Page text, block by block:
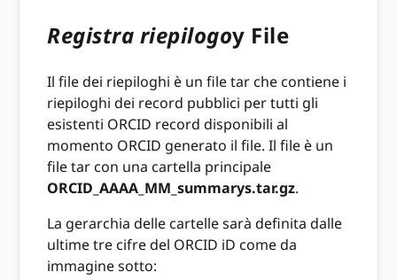
Registra riepilogoy File
Il file dei riepiloghi è un file tar che contiene i
riepiloghi dei record pubblici per tutti gli
esistenti ORCID record disponibili al
momento ORCID generato il file. Il file è un
file tar con una cartella principale
ORCID_AAAA_MM_summarys.tar.gz.
La gerarchia delle cartelle sarà definita dalle
ultime tre cifre del ORCID iD come da
immagine sotto: